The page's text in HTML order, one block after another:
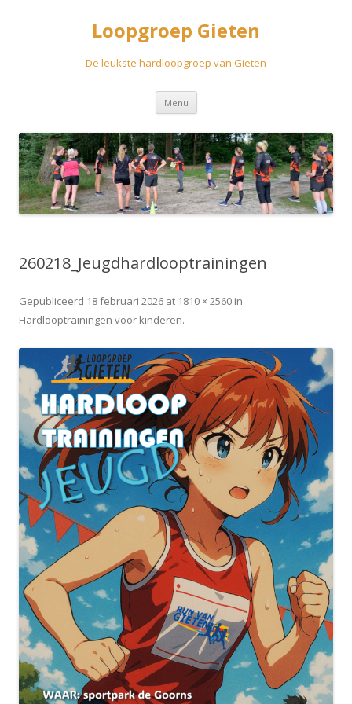
Loopgroep Gieten
De leukste hardloopgroep van Gieten
Menu Spring
inhoud
260218_Jeugdhardlooptrainingen
Gepubliceerd 18 februari 2026 at 1810 × 2560 in
Hardlooptrainingen voor kinderen.